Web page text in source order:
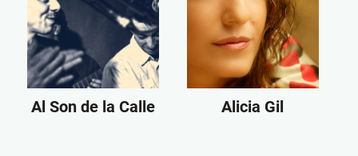
Al Son de la Calle Alicia Gil